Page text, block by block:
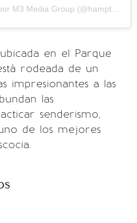
Una publicación compartida por M3 Media Group (@hamptonsrealestateshowcase)
ubicada en el Parque
rodeada de un
impresionantes a las
las
senderismo,
de los mejores